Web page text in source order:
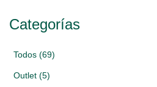
Categorías
Todos (69)
Outlet (5)